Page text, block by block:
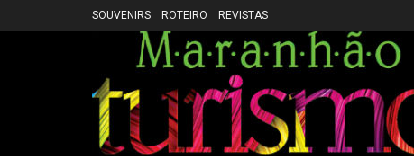
SOUVENIRS ROTEIRO REVISTAS